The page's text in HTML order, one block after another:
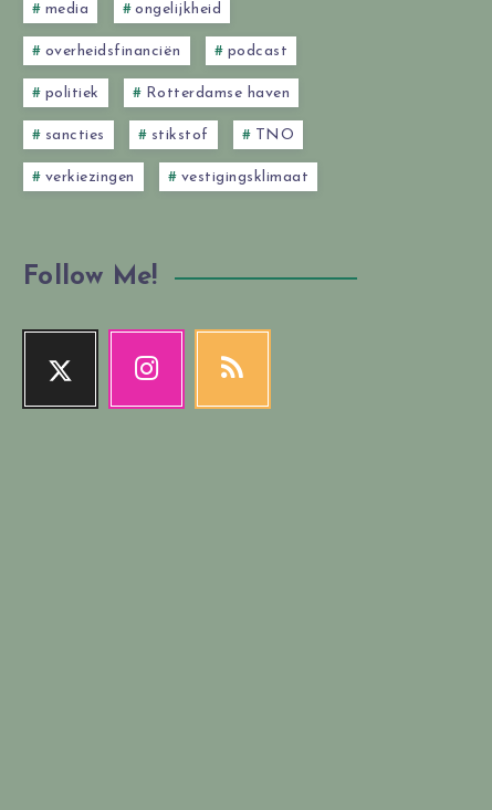
media ongelijkheid
overheidsfinanciën podcast
politiek Rotterdamse haven
sancties stikstof TNO
verkiezingen vestigingsklimaat
Follow Me!